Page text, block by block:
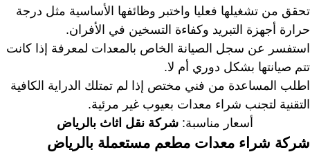
تحقق من تشغيلها فعليا واختبر وظائفها الأساسية مثل درجة
حرارة أجهزة التبريد وكفاءة التسخين في الأفران.
استفسر عن سجل الصيانة الخاص بالمعدات لمعرفة إذا كانت
تتم صيانتها بشكل دوري أم لا.
اطلب المساعدة من فني مختص إذا لم تمتلك الدراية الكافية
التقنية لتجنب شراء معدات بعيوب غير مرئية.
أسعار مناسبة: شركة نقل اثاث بالرياض
شركة شراء معدات مطعم مستعملة بالرياض